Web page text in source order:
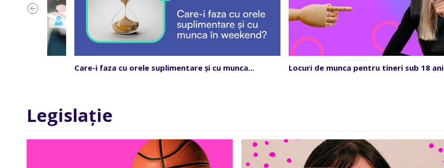
Care-i faza cu orele suplimentare și cu munca... Locuri de munca pentru tineri sub 18 ani
Legislație